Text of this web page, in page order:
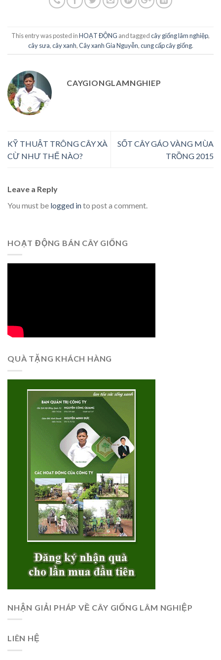
This entry was posted inHOẠT ĐỘNG and taggedcây giống lâm nghiệp,
cây sưa,cây xanh,Cây xanh Gia Nguyễn,cung cấp cây giống.
CAYGIONGLAMNGHIEP
KỸ THUẬT TRÔNG CÂY XÀ
CỪ NHƯ THẾ NÀO?
SỐT CÂY GÁO VÀNG MÙA
TRỒNG 2015
Leave a Reply
You must be logged into post a comment.
HOẠT ĐỘNG BÁN CÂY GIỐNG
QUÀ TẶNG KHÁCH HÀNG
NHẬN GIẢI PHÁP VỀ CÂY GIỐNG LÂM NGHIỆP
LIÊN HỆ